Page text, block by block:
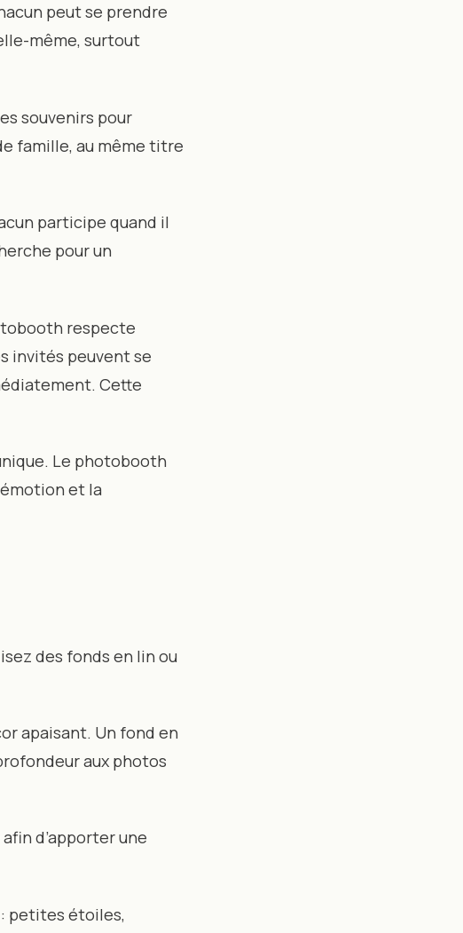
peut se prendre
même, surtout
souvenirs pour
famille, au même titre
participe quand il
pour un
respecte
invités peuvent se
Cette
Le photobooth
et la
des fonds en lin ou
apaisant. Un fond en
aux photos
d’apporter une
petites étoiles,